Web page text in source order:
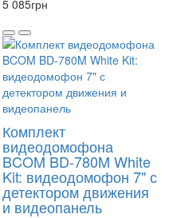
5 085грн
Комплект
видеодомофона
BCOM BD-780M White
Kit: видеодомофон 7" с
детектором движения
и видеопанель